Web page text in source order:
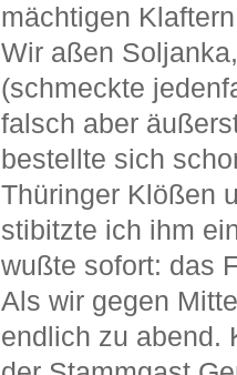
mächtigen
Wir aßen
(schmeckte
falsch aber
bestellte sich
Thüringer Klößen
stibitzte ich ihm
wußte sofort: das
Als wir gegen
endlich zu abend.